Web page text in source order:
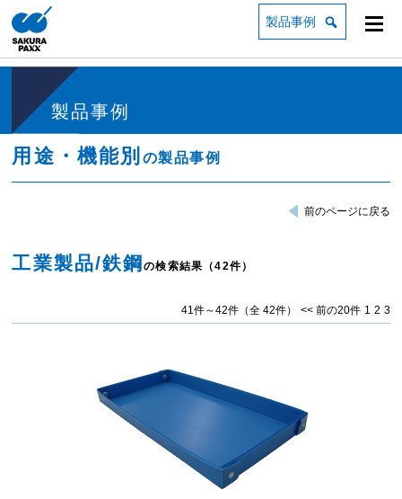
製品事例
製品事例
用途・機能別 の製品事例
前のページに戻る
工業製品/鉄鋼の検索結果（42件）
41件～42件（全 42件） << 前の20件 1 2 3